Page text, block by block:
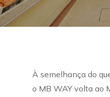
À semelhança do
o MB WAY volta ao